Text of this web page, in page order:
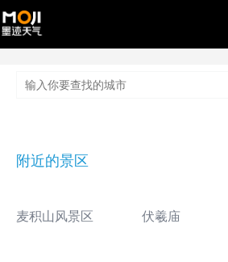
附近的景区
麦积山风景区 伏羲庙